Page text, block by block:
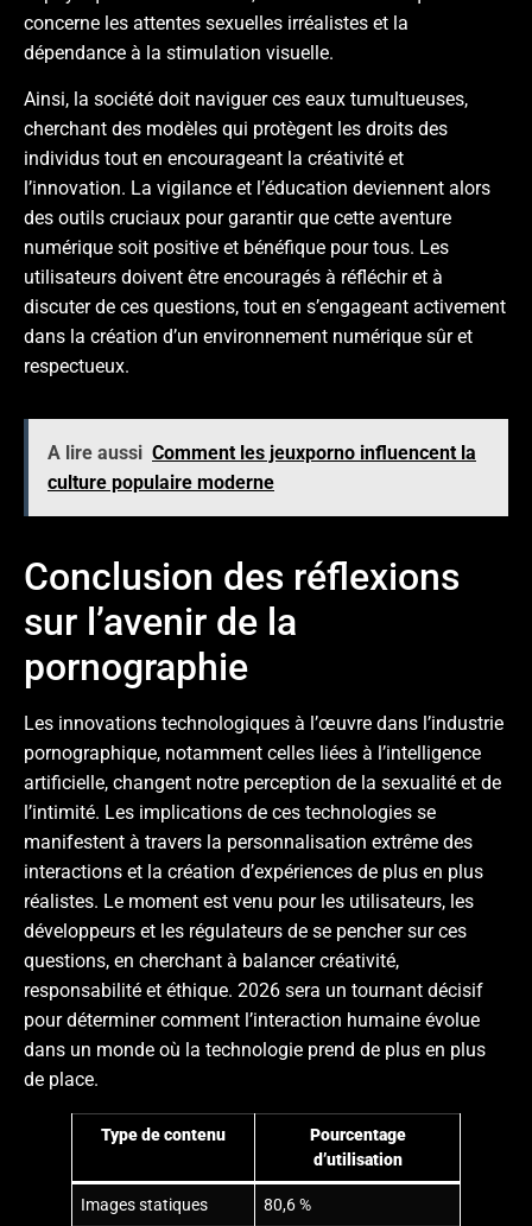
concerne les attentes sexuelles irréalistes et la
dépendance à la stimulation visuelle.
Ainsi, la société doit naviguer ces eaux tumultueuses,
cherchant des modèles qui protègent les droits des
individus tout en encourageant la créativité et
l’innovation. La vigilance et l’éducation deviennent alors
des outils cruciaux pour garantir que cette aventure
numérique soit positive et bénéfique pour tous. Les
utilisateurs doivent être encouragés à réfléchir et à
discuter de ces questions, tout en s’engageant activement
dans la création d’un environnement numérique sûr et
respectueux.
A lire aussi Comment les jeuxporno influencent la
culture populaire moderne
Conclusion des réflexions
sur l’avenir de la
pornographie
Les innovations technologiques à l’œuvre dans l’industrie
pornographique, notamment celles liées à l’intelligence
artificielle, changent notre perception de la sexualité et de
l’intimité. Les implications de ces technologies se
manifestent à travers la personnalisation extrême des
interactions et la création d’expériences de plus en plus
réalistes. Le moment est venu pour les utilisateurs, les
développeurs et les régulateurs de se pencher sur ces
questions, en cherchant à balancer créativité,
responsabilité et éthique. 2026 sera un tournant décisif
pour déterminer comment l’interaction humaine évolue
dans un monde où la technologie prend de plus en plus
de place.
Type de contenu
Pourcentage
d’utilisation
Images statiques 80,6 %